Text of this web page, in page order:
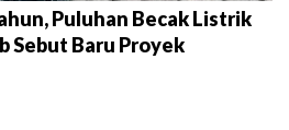
Puluhan Becak Listrik
Sebut Baru Proyek